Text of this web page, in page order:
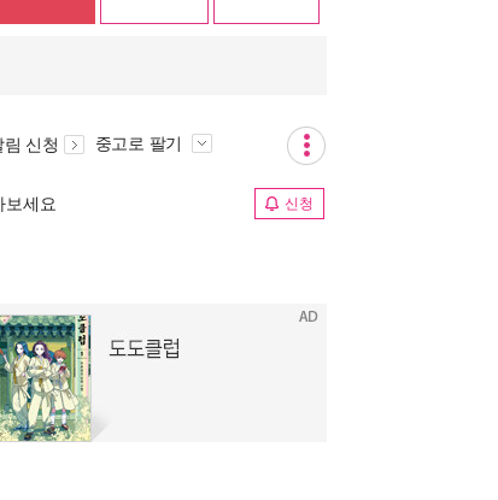
림 신청 중고로 팔기
보세요 신청